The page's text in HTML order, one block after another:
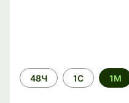
Time
period
48Ч 1С 1М